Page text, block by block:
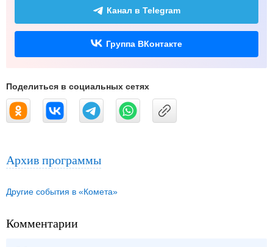
Канал в Telegram
Группа ВКонтакте
Поделиться в социальных сетях
Архив программы
Другие события в «Комета»
Комментарии